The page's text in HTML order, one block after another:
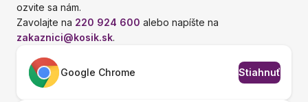
ozvite sa nám.
Zavolajte na 220 924 600 alebo napíšte na
zakaznici@kosik.sk.
Google Chrome Stiahnuť